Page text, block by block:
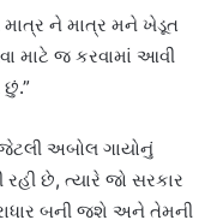
માત્ર ને માત્ર મને ખેડૂત
માટે જ કરવામાં આવી
અબોલ ગાયોનું
છે, ત્યારે જો સરકાર
બની જશે અને તેમની